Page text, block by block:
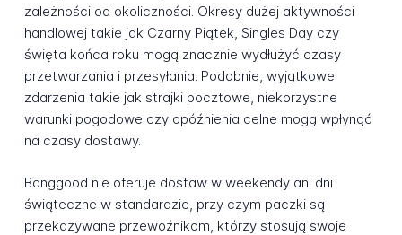
zależności od okoliczności. Okresy dużej aktywności
handlowej takie jak Czarny Piątek, Singles Day czy
święta końca roku mogą znacznie wydłużyć czasy
przetwarzania i przesyłania. Podobnie, wyjątkowe
zdarzenia takie jak strajki pocztowe, niekorzystne
warunki pogodowe czy opóźnienia celne mogą wpłynąć
na czasy dostawy.
Banggood nie oferuje dostaw w weekendy ani dni
świąteczne w standardzie, przy czym paczki są
przekazywane przewoźnikom, którzy stosują swoje